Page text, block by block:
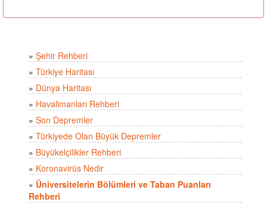
» Şehir Rehberi
» Türkiye Haritası
» Dünya Haritası
» Havalimanları Rehberi
» Son Depremler
» Türkiyede Olan Büyük Depremler
» Büyükelçilikler Rehberi
» Koronavirüs Nedir
» Üniversitelerin Bölümleri ve Taban Puanları
Rehberi